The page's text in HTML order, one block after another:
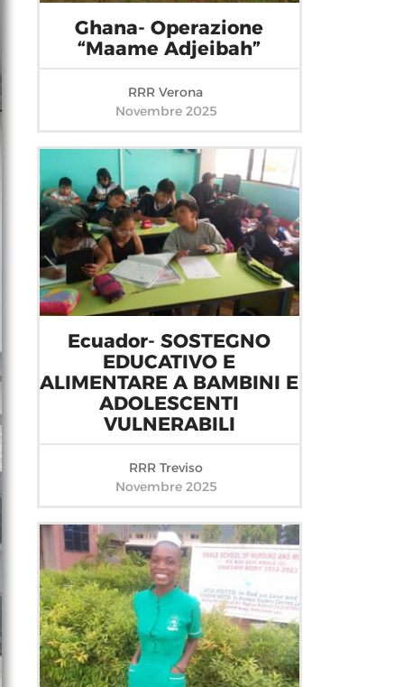
Ghana- Operazione
“Maame Adjeibah”
RRR Verona
Novembre 2025
Ecuador- SOSTEGNO
EDUCATIVO E
ALIMENTARE A BAMBINI E
ADOLESCENTI
VULNERABILI
RRR Treviso
Novembre 2025